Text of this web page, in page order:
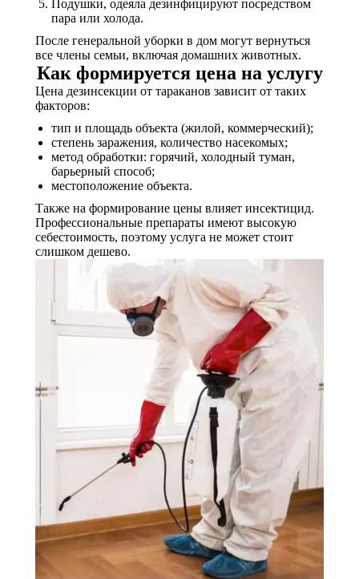
Подушки, одеяла дезинфицируют посредством
пара или холода.
После генеральной уборки в дом могут вернуться
все члены семьи, включая домашних животных.
Как формируется цена на услугу
Цена дезинсекции от тараканов зависит от таких
факторов:
тип и площадь объекта (жилой, коммерческий);
степень заражения, количество насекомых;
метод обработки: горячий, холодный туман,
барьерный способ;
местоположение объекта.
Также на формирование цены влияет инсектицид.
Профессиональные препараты имеют высокую
себестоимость, поэтому услуга не может стоит
слишком дешево.